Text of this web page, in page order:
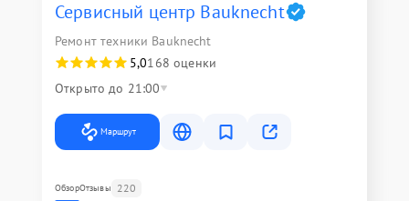
Сервисный центр Bauknecht
Ремонт техники Bauknecht
5,0168 оценки
Открыто до 21:00
Маршрут
ОбзорОтзывы 220